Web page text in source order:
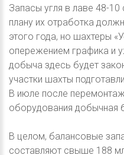
Запасы угля в лаве 48-10
плану их отработка
этого года, но шахтеры
опережением графика и
добыча здесь будет
участки шахты
В июле после
оборудования добычная
В целом, балансовые
составляют свыше 188